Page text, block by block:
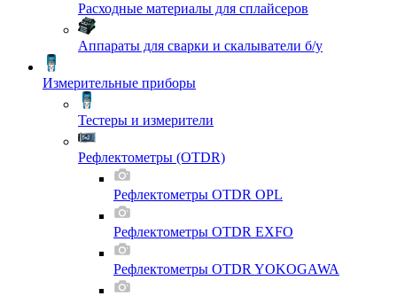
Расходные материалы для сплайсеров
Аппараты для сварки и скалыватели б/у
Измерительные приборы
Тестеры и измерители
Рефлектометры (OTDR)
Рефлектометры OTDR OPL
Рефлектометры OTDR EXFO
Рефлектометры OTDR YOKOGAWA